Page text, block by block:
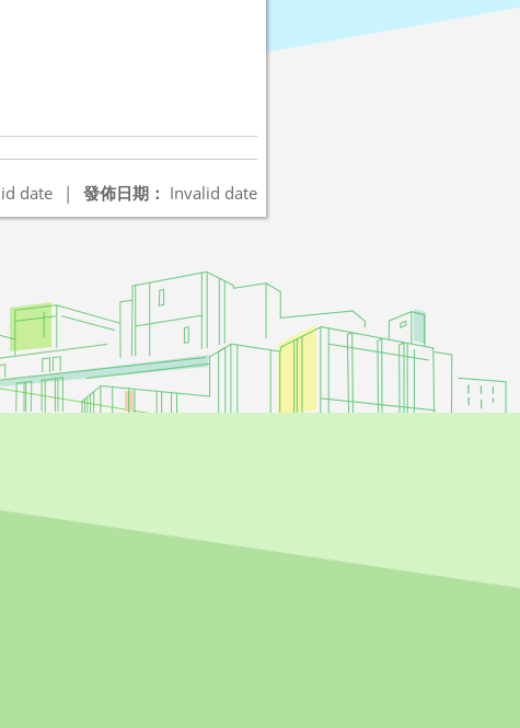
發佈日期： Invalid date
date |